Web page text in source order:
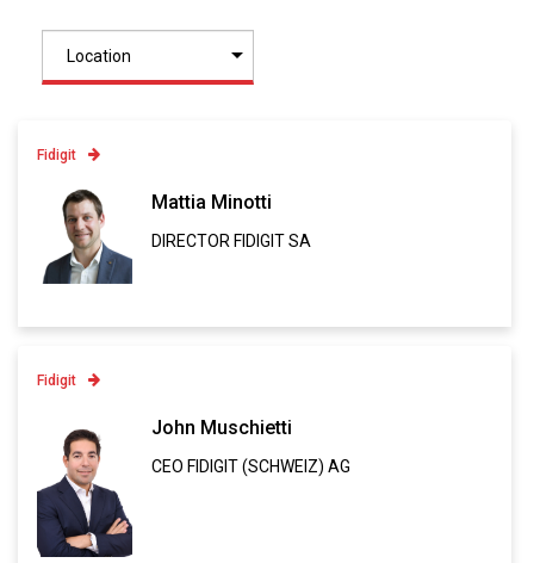
Fidigit
Mattia Minotti
DIRECTOR FIDIGIT SA
Fidigit
John Muschietti
CEO FIDIGIT (SCHWEIZ) AG